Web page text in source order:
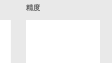
精度